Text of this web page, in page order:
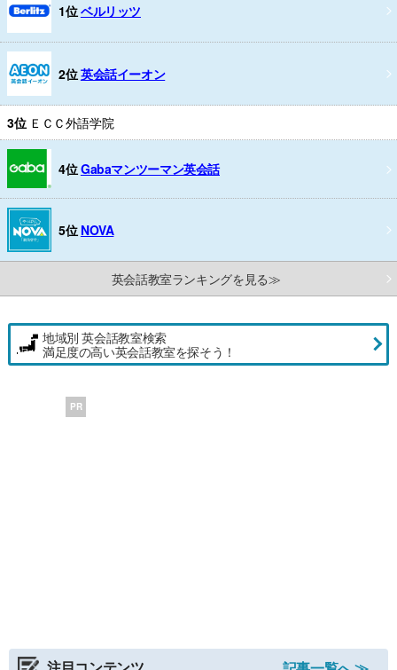
1位ベルリッツ
2位英会話イーオン
3位 ＥＣＣ外語学院
4位Gabaマンツーマン英会話
5位 NOVA
英会話教室ランキングを見る≫
地域別 英会話教室検索
満足度の高い英会話教室を探そう！
PR